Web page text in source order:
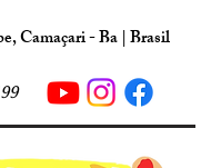
Camaçari - Ba | Brasil